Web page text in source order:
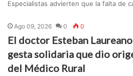
Especialistas advierten que la falta de
Ago 09, 2026 0 0
El doctor Esteban
gesta solidaria que dio
del Médico Rural